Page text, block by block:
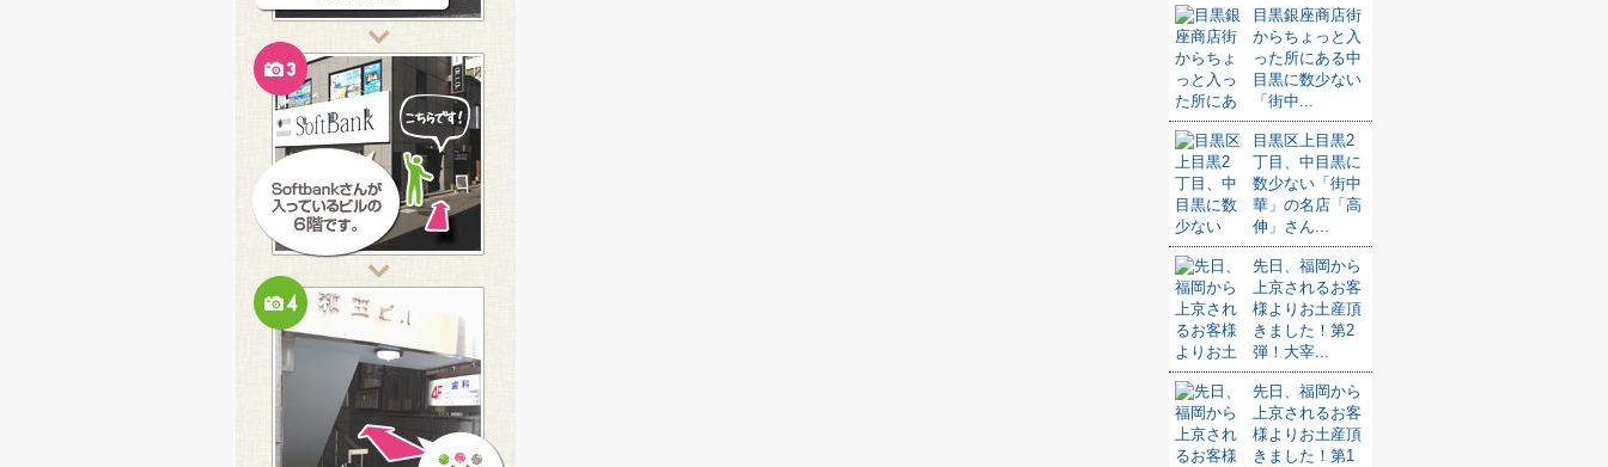
目黒銀座商店街
からちょっと入
った所にある中
目黒に数少ない
「街中...
目黒区上目黒2
丁目、中目黒に
数少ない「街中
華」の名店「高
伸」さん...
先日、福岡から
上京されるお客
様よりお土産頂
きました！第2
弾！大宰...
先日、福岡から
上京されるお客
様よりお土産頂
きました！第1